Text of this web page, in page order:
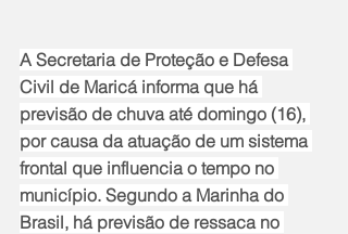
A Secretaria de Proteção e Defesa
Civil de Maricá informa que há
previsão de chuva até domingo (16),
por causa da atuação de um sistema
frontal que influencia o tempo no
município. Segundo a Marinha do
Brasil, há previsão de ressaca no